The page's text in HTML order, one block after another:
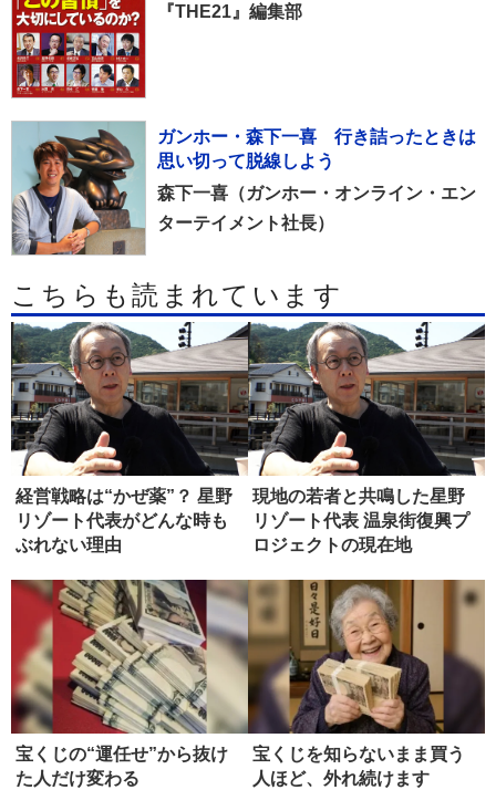
『THE21』編集部
ガンホー・森下一喜 行き詰ったときは
思い切って脱線しよう
森下一喜（ガンホー・オンライン・エン
ターテイメント社長）
こちらも読まれています
経営戦略は“かぜ薬”？ 星野
リゾート代表がどんな時も
ぶれない理由
現地の若者と共鳴した星野
リゾート代表 温泉街復興プ
ロジェクトの現在地
宝くじの“運任せ”から抜け
た人だけ変わる
宝くじを知らないまま買う
人ほど、外れ続けます